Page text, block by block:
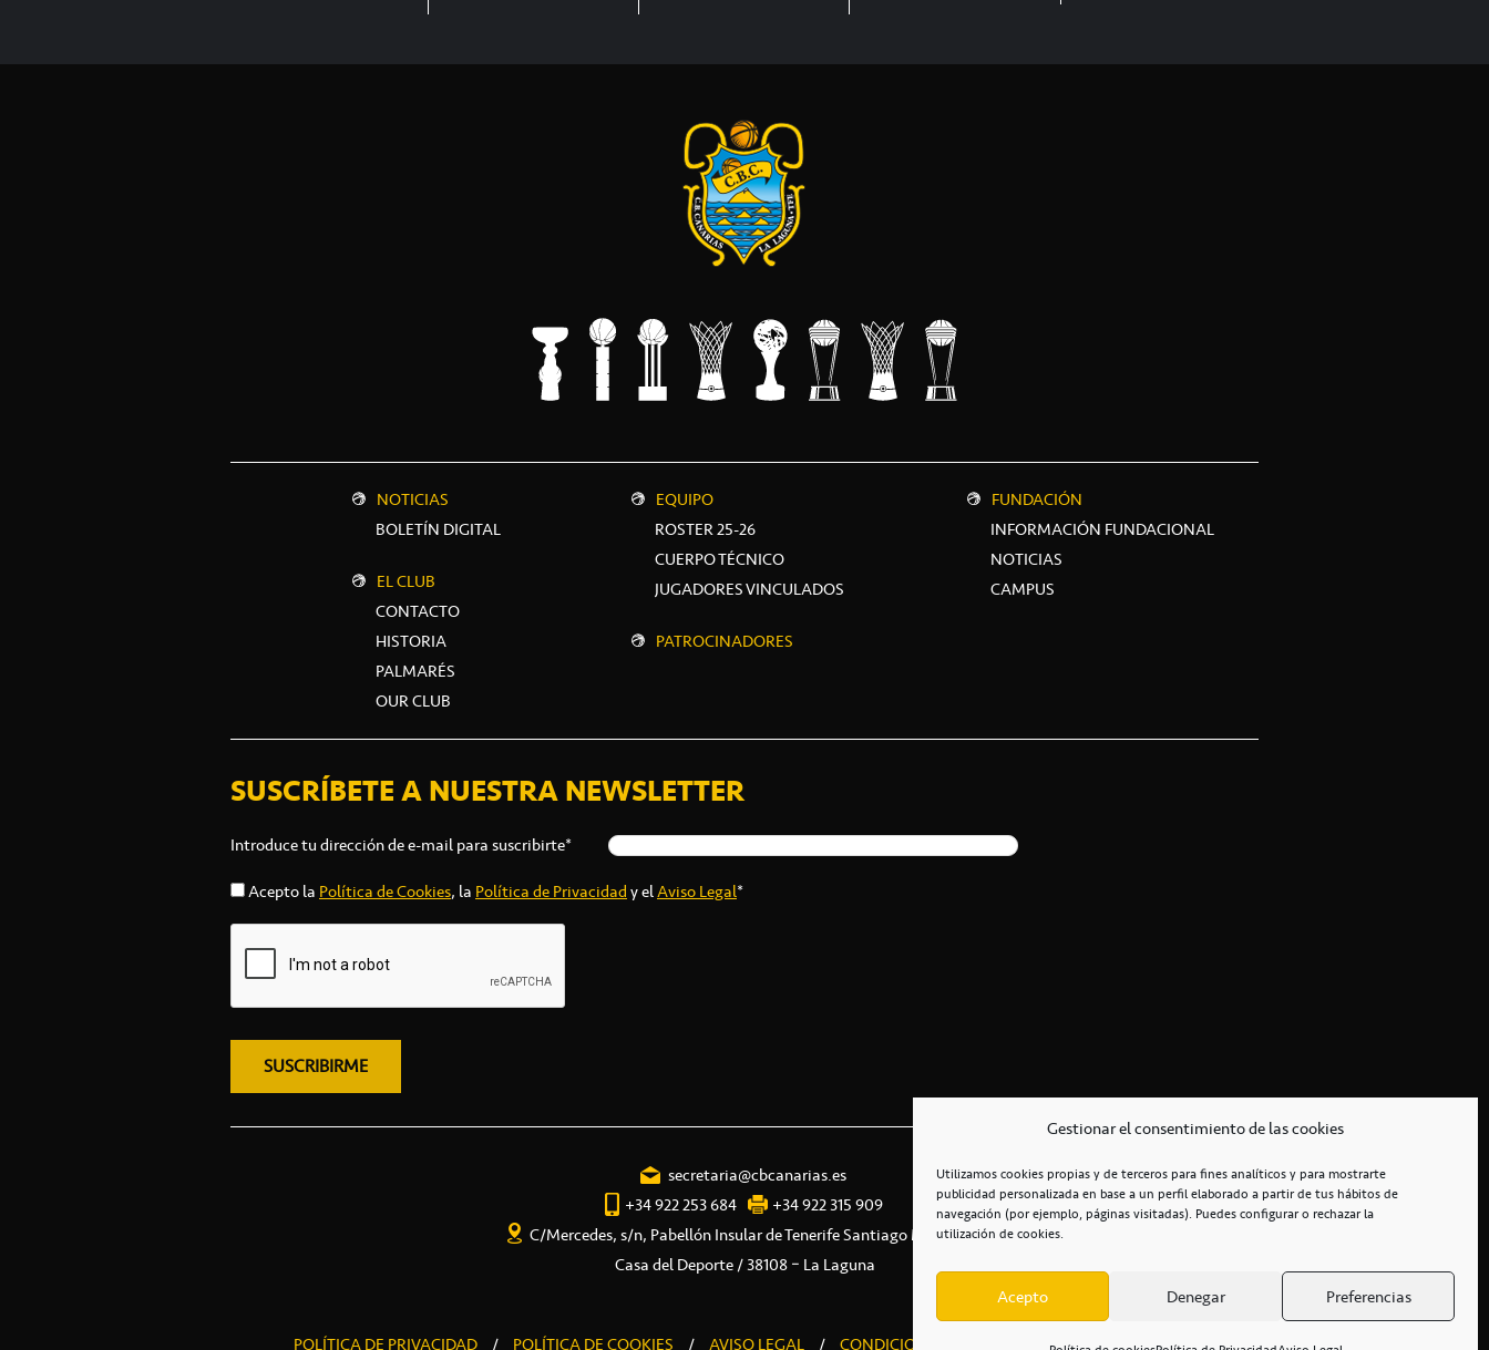
Gestionar el consentimiento de las cookies
Utilizamos cookies propias y de terceros para fines analíticos y para mostrarte
publicidad personalizada en base a un perfil elaborado a partir de tus hábitos de
navegación (por ejemplo, páginas visitadas). Puedes configurar o rechazar la
utilización de cookies.
Acepto Denegar Preferencias
NOTICIAS
BOLETÍN DIGITAL
EL CLUB
CONTACTO
HISTORIA
PALMARÉS
OUR CLUB
EQUIPO
ROSTER 25-26
CUERPO TÉCNICO
JUGADORES VINCULADOS
PATROCINADORES
FUNDACIÓN
INFORMACIÓN FUNDACIONAL
NOTICIAS
CAMPUS
SUSCRÍBETE A NUESTRA NEWSLETTER
Introduce tu dirección de e-mail para suscribirte*
Acepto laPolítica de Cookies, laPolítica de Privacidady elAviso Legal*
secretaria@cbcanarias.es
+34 922 253 684
+34 922 315 909
C/Mercedes, s/n, Pabellón Insular de Tenerife Santiago Martín
Casa del Deporte / 38108 – La Laguna